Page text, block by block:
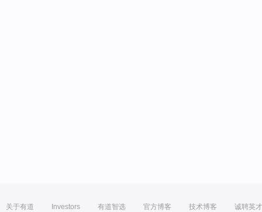
关于有道 Investors 有道智选 官方博客 技术博客 诚聘英才